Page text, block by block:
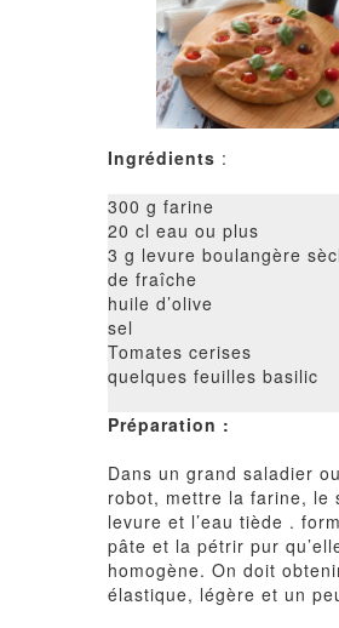
Ingrédients :
300 g farine
20 cl eau ou plus
3 g levure boulangère
de fraîche
huile d’olive
sel
Tomates cerises
quelques feuilles basilic
Préparation :
Dans un grand saladier
robot, mettre la farine, le
levure et l’eau tiède .
pâte et la pétrir pur
homogène. On doit
élastique, légère et un